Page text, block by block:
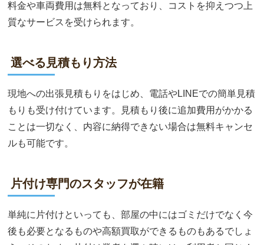
料金や車両費用は無料となっており、コストを抑えつつ上
質なサービスを受けられます。
選べる見積もり方法
現地への出張見積もりをはじめ、電話やLINEでの簡単見積
もりも受け付けています。見積もり後に追加費用がかかる
ことは一切なく、内容に納得できない場合は無料キャンセ
ルも可能です。
片付け専門のスタッフが在籍
単純に片付けといっても、部屋の中にはゴミだけでなく今
後も必要となるものや高額買取ができるものもあるでしょ